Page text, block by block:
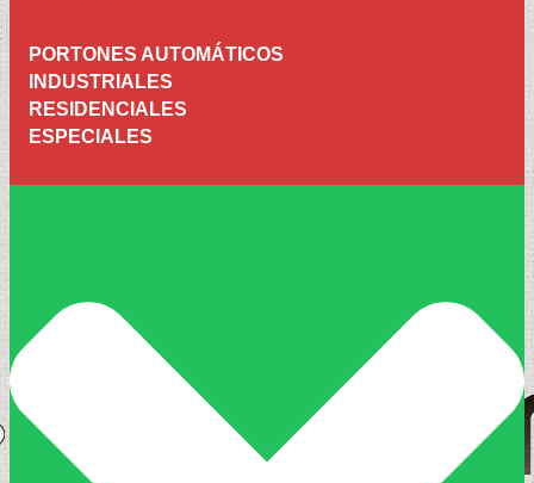
PORTONES AUTOMÁTICOS
INDUSTRIALES
RESIDENCIALES
ESPECIALES